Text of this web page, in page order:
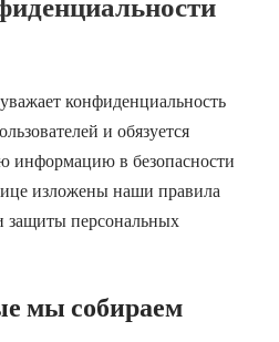
уважает конфиденциальность
и обязуется
информацию в безопасности
изложены наши правила
защиты персональных
мы собираем